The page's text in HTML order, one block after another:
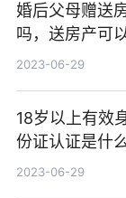
婚后父母赠送
吗，送房产可
2023-06-29
18岁以上有效
份证认证是什么
2023-06-29